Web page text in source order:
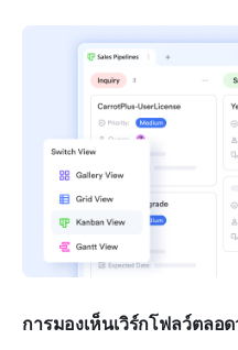
การมองเห็นเวิร์กโฟลว์ตลอ